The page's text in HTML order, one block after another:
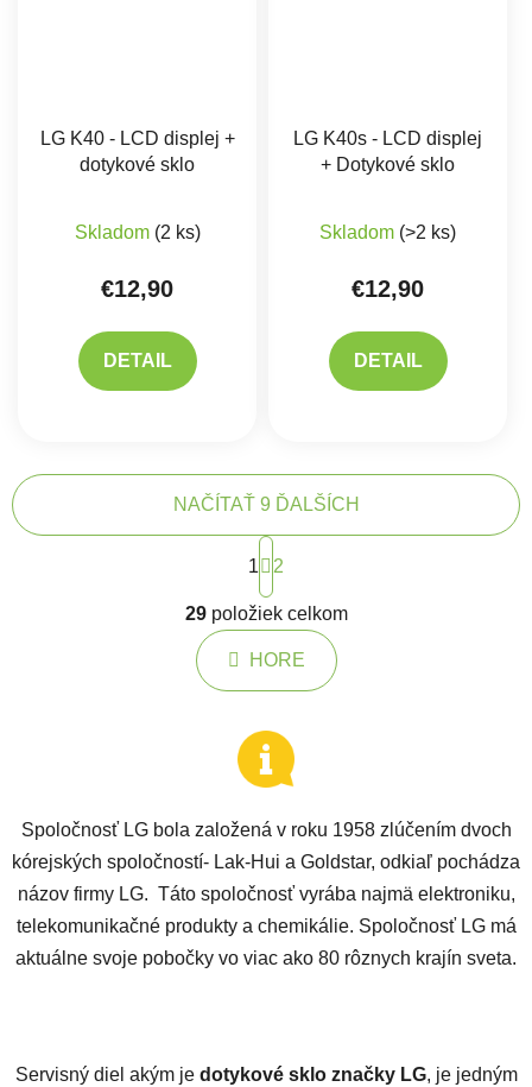
LG K40 - LCD displej +
dotykové sklo
Skladom (2 ks)
€12,90
DETAIL
LG K40s - LCD displej
+ Dotykové sklo
Skladom (>2 ks)
€12,90
DETAIL
Ovládacie prvky výpisu
NAČÍTAŤ 9 ĎALŠÍCH
Stránkovanie
1 2
29položiek celkom
HORE
Spoločnosť LG bola založená v roku 1958 zlúčením dvoch
kórejských spoločností- Lak-Hui a Goldstar, odkiaľ pochádza
názov firmy LG. Táto spoločnosť vyrába najmä elektroniku,
telekomunikačné produkty a chemikálie. Spoločnosť LG má
aktuálne svoje pobočky vo viac ako 80 rôznych krajín sveta.
Servisný diel akým je dotykové sklo značky LG, je jedným